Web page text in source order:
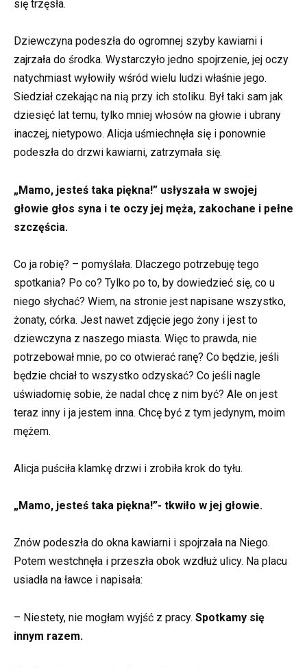
się trzęsła.
Dziewczyna podeszła do ogromnej szyby kawiarni i
zajrzała do środka. Wystarczyło jedno spojrzenie, jej oczy
natychmiast wyłowiły wśród wielu ludzi właśnie jego.
Siedział czekając na nią przy ich stoliku. Był taki sam jak
dziesięć lat temu, tylko mniej włosów na głowie i ubrany
inaczej, nietypowo. Alicja uśmiechnęła się i ponownie
podeszła do drzwi kawiarni, zatrzymała się.
„Mamo, jesteś taka piękna!” usłyszała w swojej
głowie głos syna i te oczy jej męża, zakochane i pełne
szczęścia.
Co ja robię? – pomyślała. Dlaczego potrzebuję tego
spotkania? Po co? Tylko po to, by dowiedzieć się, co u
niego słychać? Wiem, na stronie jest napisane wszystko,
żonaty, córka. Jest nawet zdjęcie jego żony i jest to
dziewczyna z naszego miasta. Więc to prawda, nie
potrzebował mnie, po co otwierać ranę? Co będzie, jeśli
będzie chciał to wszystko odzyskać? Co jeśli nagle
uświadomię sobie, że nadal chcę z nim być? Ale on jest
teraz inny i ja jestem inna. Chcę być z tym jedynym, moim
mężem.
Alicja puściła klamkę drzwi i zrobiła krok do tyłu.
„Mamo, jesteś taka piękna!”- tkwiło w jej głowie.
Znów podeszła do okna kawiarni i spojrzała na Niego.
Potem westchnęła i przeszła obok wzdłuż ulicy. Na placu
usiadła na ławce i napisała:
– Niestety, nie mogłam wyjść z pracy. Spotkamy się
innym razem.